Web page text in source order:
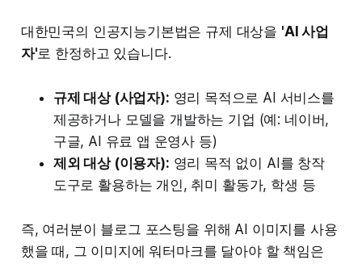
대한민국의 인공지능기본법은 규제 대상을 'AI 사업
자'로 한정하고 있습니다.
규제 대상 (사업자): 영리 목적으로 AI 서비스를
제공하거나 모델을 개발하는 기업 (예: 네이버,
구글, AI 유료 앱 운영사 등)
제외 대상 (이용자): 영리 목적 없이 AI를 창작
도구로 활용하는 개인, 취미 활동가, 학생 등
즉, 여러분이 블로그 포스팅을 위해 AI 이미지를 사용
했을 때, 그 이미지에 워터마크를 달아야 할 책임은